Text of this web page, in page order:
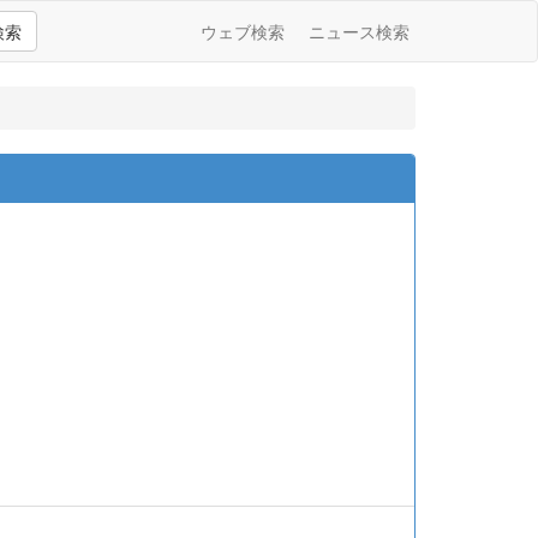
索 ウェブ検索 ニュース検索